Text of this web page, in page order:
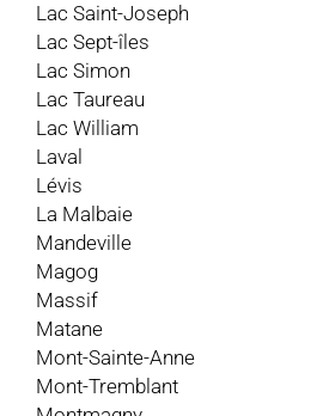
Lac Saint-Joseph
Lac Sept-îles
Lac Simon
Lac Taureau
Lac William
Laval
Lévis
La Malbaie
Mandeville
Magog
Massif
Matane
Mont-Sainte-Anne
Mont-Tremblant